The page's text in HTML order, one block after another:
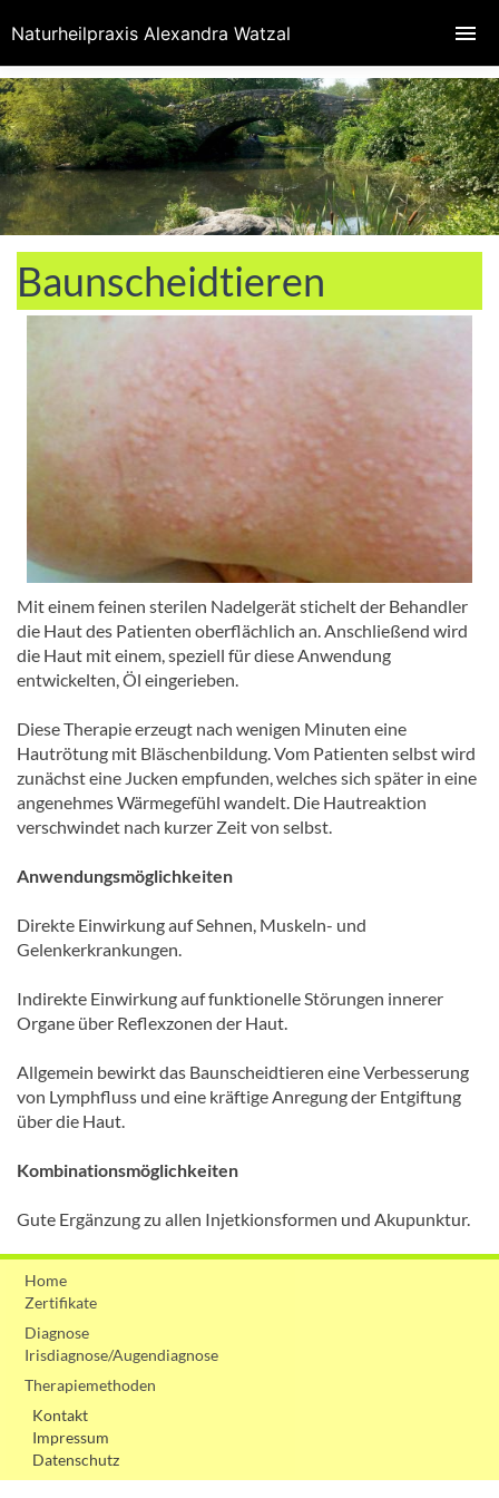
Baunscheidtieren
Mit einem feinen sterilen Nadelgerät stichelt der Behandler
die Haut des Patienten oberflächlich an. Anschließend wird
die Haut mit einem, speziell für diese Anwendung
entwickelten, Öl eingerieben.
Diese Therapie erzeugt nach wenigen Minuten eine
Hautrötung mit Bläschenbildung. Vom Patienten selbst wird
zunächst eine Jucken empfunden, welches sich später in eine
angenehmes Wärmegefühl wandelt. Die Hautreaktion
verschwindet nach kurzer Zeit von selbst.
Anwendungsmöglichkeiten
Direkte Einwirkung auf Sehnen, Muskeln- und
Gelenkerkrankungen.
Indirekte Einwirkung auf funktionelle Störungen innerer
Organe über Reflexzonen der Haut.
Allgemein bewirkt das Baunscheidtieren eine Verbesserung
von Lymphfluss und eine kräftige Anregung der Entgiftung
über die Haut.
Kombinationsmöglichkeiten
Gute Ergänzung zu allen Injetkionsformen und Akupunktur.
Home
Zertifikate
Diagnose
Irisdiagnose/Augendiagnose
Therapiemethoden
Kontakt
Impressum
Datenschutz
Naturheilpraxis Alexandra Watzal